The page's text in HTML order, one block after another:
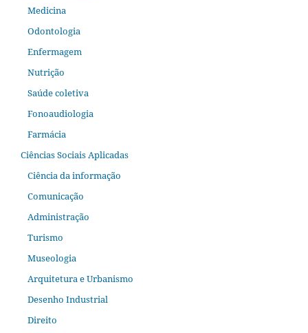
Medicina
Odontologia
Enfermagem
Nutrição
Saúde coletiva
Fonoaudiologia
Farmácia
Ciências Sociais Aplicadas
Ciência da informação
Comunicação
Administração
Turismo
Museologia
Arquitetura e Urbanismo
Desenho Industrial
Direito